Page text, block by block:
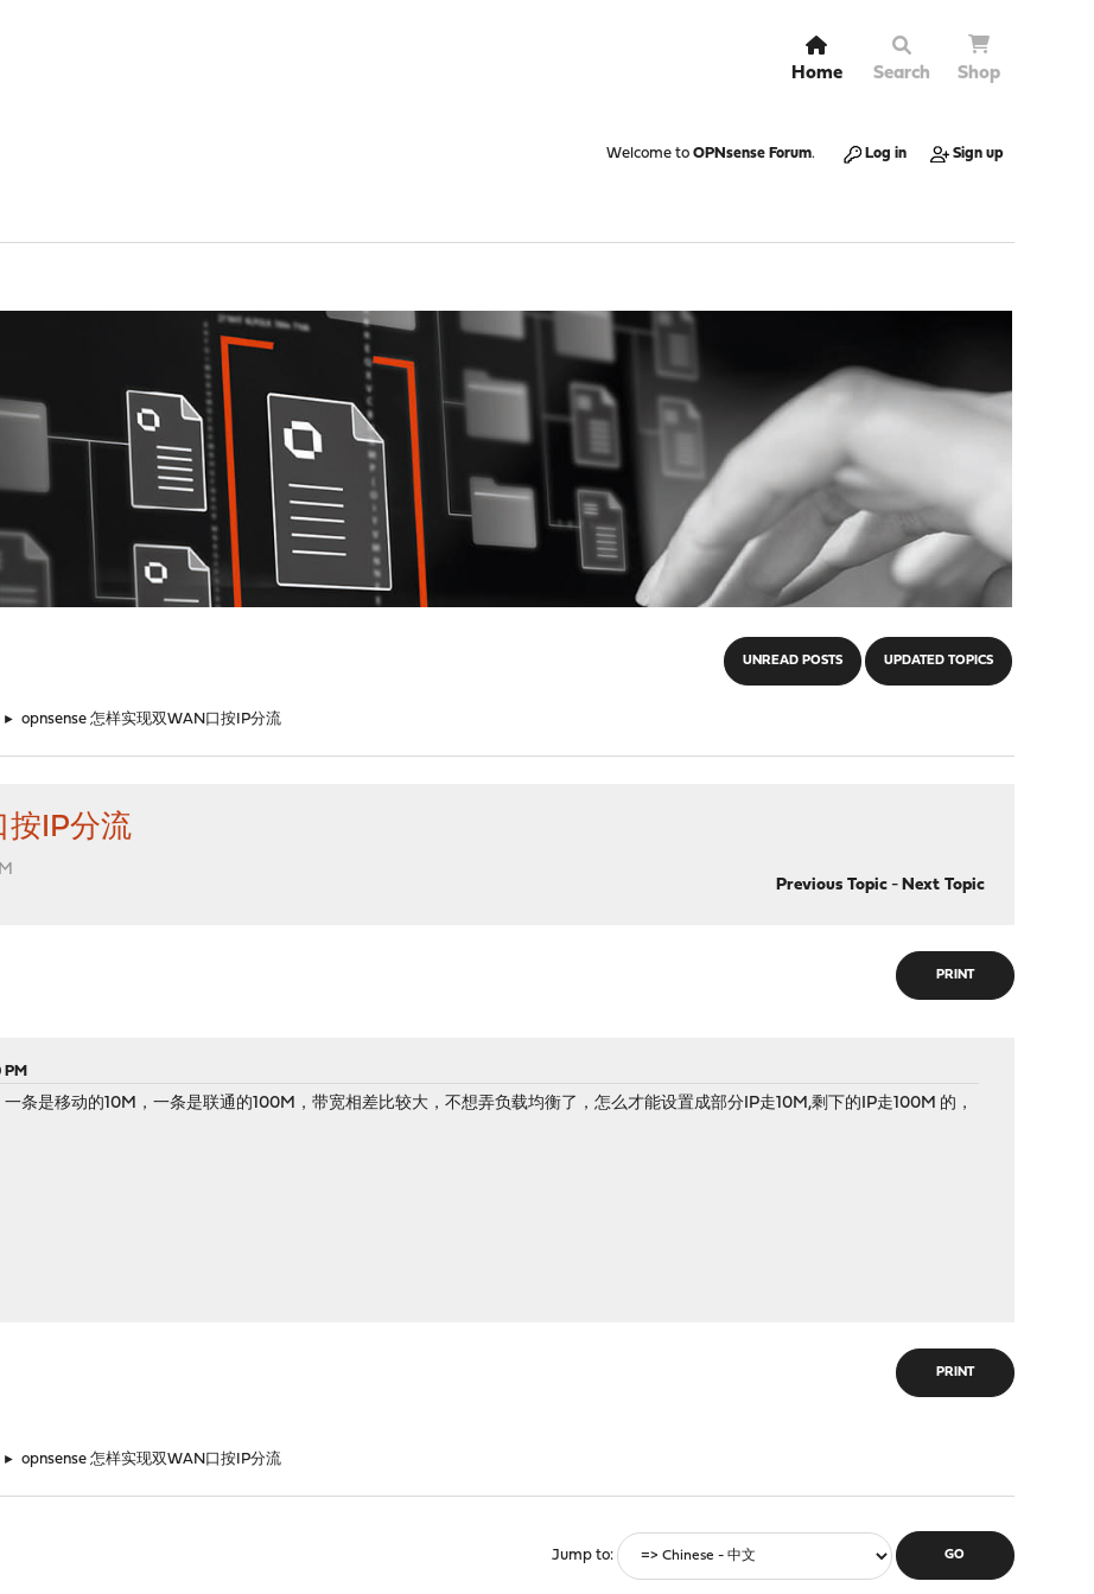
Home Search Shop
Welcome to OPNsense Forum. Log in Sign up
UNREAD POSTS UPDATED TOPICS
► opnsense 怎样实现双WAN口按IP分流
按IP分流
Previous Topic- Next Topic
PRINT
PM
条是移动的10M，一条是联通的100M，带宽相差比较大，不想弄负载均衡了，怎么才能设置成部分IP走10M,剩下的IP走100M 的，
PRINT
► opnsense 怎样实现双WAN口按IP分流
Jump to